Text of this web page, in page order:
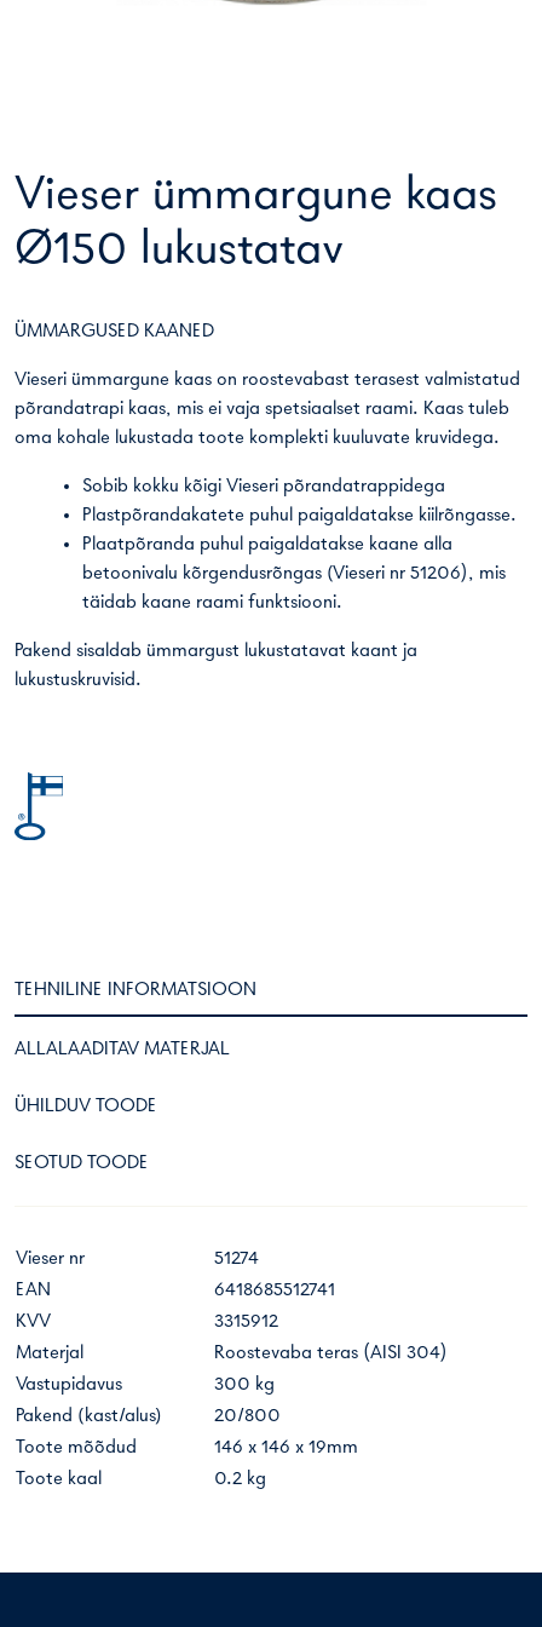
Vieser ümmargune kaas
Ø150 lukustatav
ÜMMARGUSED KAANED
Vieseri ümmargune kaas on roostevabast terasest valmistatud
põrandatrapi kaas, mis ei vaja spetsiaalset raami. Kaas tuleb
oma kohale lukustada toote komplekti kuuluvate kruvidega.
Sobib kokku kõigi Vieseri põrandatrappidega
Plastpõrandakatete puhul paigaldatakse kiilrõngasse.
Plaatpõranda puhul paigaldatakse kaane alla
betoonivalu kõrgendusrõngas (Vieseri nr 51206), mis
täidab kaane raami funktsiooni.
Pakend sisaldab ümmargust lukustatavat kaant ja
lukustuskruvisid.
TEHNILINE INFORMATSIOON
ALLALAADITAV MATERJAL
ÜHILDUV TOODE
SEOTUD TOODE
Vieser nr
51274
EAN
6418685512741
KVV
3315912
Materjal
Roostevaba teras (AISI 304)
Vastupidavus
300 kg
Pakend (kast/alus)
20/800
Toote mõõdud
146 x 146 x 19mm
Toote kaal
0.2 kg